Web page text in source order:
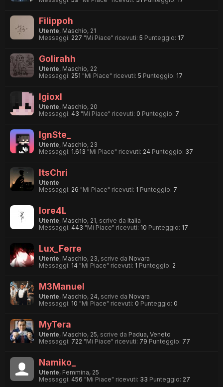
Filippoh
Utente, Maschio, 21
Messaggi: 227 "Mi Piace" ricevuti: 5 Punteggio: 17
Golirahh
Utente, Maschio, 22
Messaggi: 251 "Mi Piace" ricevuti: 5 Punteggio: 17
IgioxI
Utente, Maschio, 20
Messaggi: 43 "Mi Piace" ricevuti: 0 Punteggio: 7
IgnSte_
Utente, Maschio, 23
Messaggi: 1.613 "Mi Piace" ricevuti: 24 Punteggio: 37
ItsChri
Utente
Messaggi: 26 "Mi Piace" ricevuti: 1 Punteggio: 7
lore4L
Utente, Maschio, 21, scrive da Italia
Messaggi: 443 "Mi Piace" ricevuti: 10 Punteggio: 17
Lux_Ferre
Utente, Maschio, 23, scrive da Novara
Messaggi: 14 "Mi Piace" ricevuti: 1 Punteggio: 2
M3Manuel
Utente, Maschio, 24, scrive da Novara
Messaggi: 10 "Mi Piace" ricevuti: 0 Punteggio: 0
MyTera
Utente, Maschio, 25, scrive da Padua, Veneto
Messaggi: 722 "Mi Piace" ricevuti: 79 Punteggio: 77
Namiko_
Utente, Femmina, 25
Messaggi: 456 "Mi Piace" ricevuti: 33 Punteggio: 27